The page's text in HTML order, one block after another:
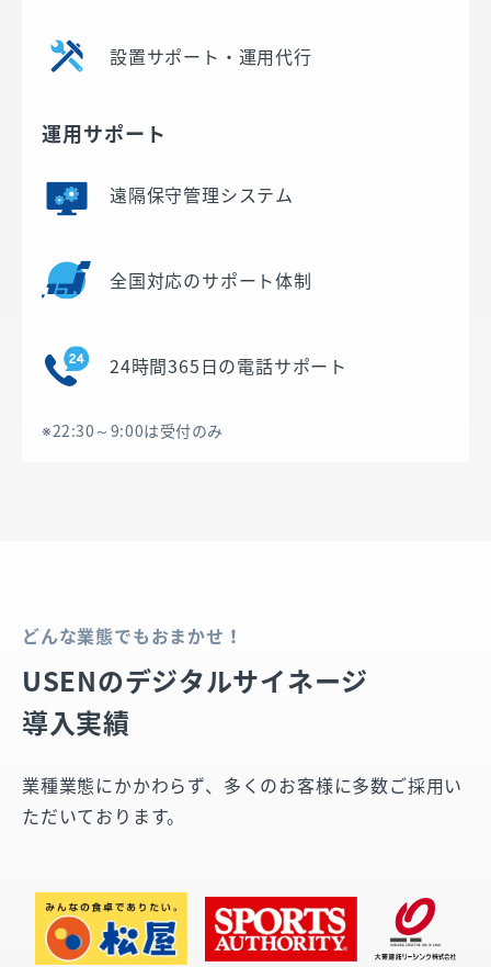
設置サポート・運用代行
運用サポート
遠隔保守管理システム
全国対応のサポート体制
24時間365日の電話サポート
※22:30～9:00は受付のみ
どんな業態でもおまかせ！
USENのデジタルサイネージ
導入実績
業種業態にかかわらず、多くのお客様に多数ご採用い
ただいております。